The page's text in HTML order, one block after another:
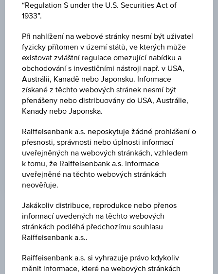
CENA PODKL. AKTIVA
--
BARIÉRA
139,49
BARIÉRA VZDÁL.
PÁKA
-
Klíčové údaje
Short Airbus Group SE
“Regulation S under the U.S. Securities Act of
1933”.
Při nahlížení na webové stránky nesmí být uživatel
fyzicky přítomen v území států, ve kterých může
existovat zvláštní regulace omezující nabídku a
obchodování s investičními nástroji např. v USA,
Austrálii, Kanadě nebo Japonsku. Informace
získané z těchto webových stránek nesmí být
přenášeny nebo distribuovány do USA, Austrálie,
Kanady nebo Japonska.
Raiffeisenbank a.s. neposkytuje žádné prohlášení o
přesnosti, správnosti nebo úplnosti informací
uveřejněných na webových stránkách, vzhledem
k tomu, že Raiffeisenbank a.s. informace
uveřejněné na těchto webových stránkách
neověřuje.
Jakákoliv distribuce, reprodukce nebo přenos
informací uvedených na těchto webových
stránkách podléhá předchozímu souhlasu
Raiffeisenbank a.s..
Raiffeisenbank a.s. si vyhrazuje právo kdykoliv
měnit informace, které na webových stránkách